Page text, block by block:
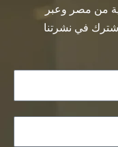
من مصر وعبر
في نشرتنا